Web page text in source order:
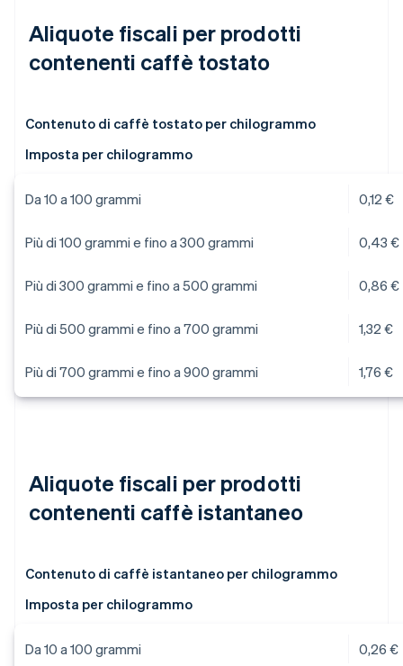
Aliquote fiscali per prodotti
contenenti caffè tostato
Contenuto di caffè tostato per chilogrammo
Imposta per chilogrammo
Da 10 a 100 grammi 0,12 €
Più di 100 grammi e fino a 300 grammi 0,43 €
Più di 300 grammi e fino a 500 grammi 0,86 €
Più di 500 grammi e fino a 700 grammi 1,32 €
Più di 700 grammi e fino a 900 grammi 1,76 €
Aliquote fiscali per prodotti
contenenti caffè istantaneo
Contenuto di caffè istantaneo per chilogrammo
Imposta per chilogrammo
Da 10 a 100 grammi 0,26 €